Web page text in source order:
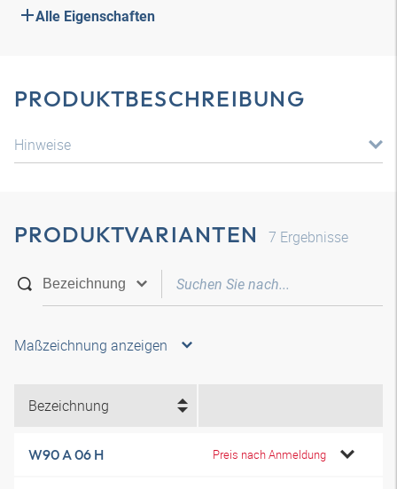
Alle Eigenschaften
PRODUKTBESCHREIBUNG
Hinweise
PRODUKTVARIANTEN 7 Ergebnisse
Maßzeichnung anzeigen
Bezeichnung
W90 A 06 H Preis nach Anmeldung